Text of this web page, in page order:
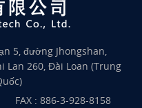
5, đường Jhongshan,
Lan 260, Đài Loan (Trung
FAX : 886-3-928-8158